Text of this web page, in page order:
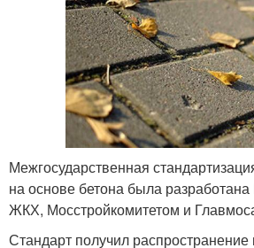
Межгосударственная
на основе бетона была
ЖКХ, Мосстройкомитетом и
Стандарт получил